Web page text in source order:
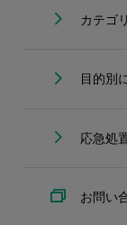
カテゴ
目的別
応急処
お問い